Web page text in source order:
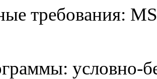
требования:
условно-